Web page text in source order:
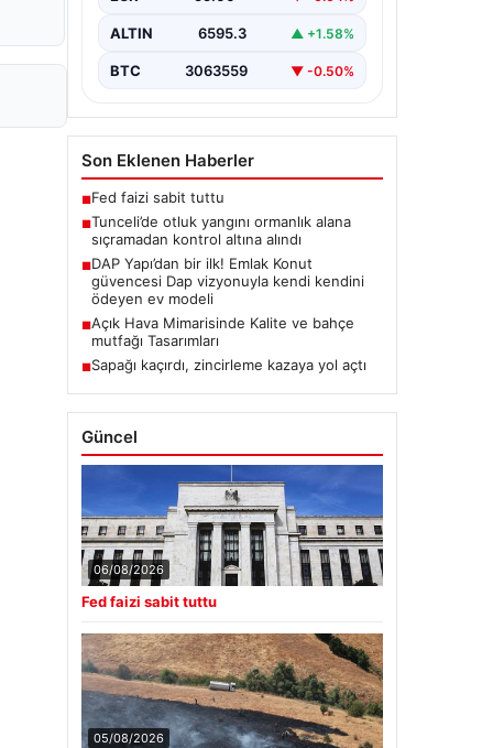
Karyemez köyleri arasında bulunan
belirlenemeyen bir nedenle…
ALTIN 6595.3 ▲ +1.58%
BTC 3063559 ▼ -0.50%
Son Eklenen Haberler
■Fed faizi sabit tuttu
■Tunceli’de otluk yangını ormanlık alana
sıçramadan kontrol altına alındı
■DAP Yapı’dan bir ilk! Emlak Konut
güvencesi Dap vizyonuyla kendi kendini
ödeyen ev modeli
■Açık Hava Mimarisinde Kalite ve bahçe
mutfağı Tasarımları
■Sapağı kaçırdı, zincirleme kazaya yol açtı
Güncel
06/08/2026
Fed faizi sabit tuttu
05/08/2026